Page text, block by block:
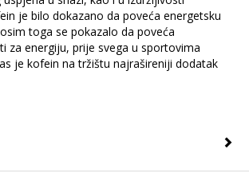
je bilo dokazano da poveća energetsku
toga se pokazalo da poveća
za energiju, prije svega u sportovima
je kofein na tržištu najrašireniji dodatak